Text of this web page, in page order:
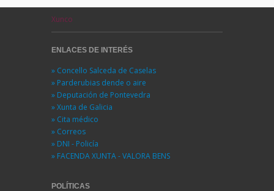
Xunco
ENLACES DE INTERÉS
» Concello Salceda de Caselas
» Parderubias dende o aire
» Deputación de Pontevedra
» Xunta de Galicia
» Cita médico
» Correos
» DNI - Policía
» FACENDA XUNTA - VALORA BENS
POLÍTICAS